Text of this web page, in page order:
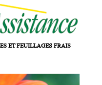
ET FEUILLAGES FRAIS